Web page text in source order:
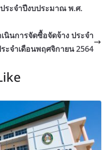
ระจำปีงบประมาณ พ.ศ.
นินการจัดซื้อจัดจ้าง ประจำ
ะจำเดือนพฤศจิกายน 2564